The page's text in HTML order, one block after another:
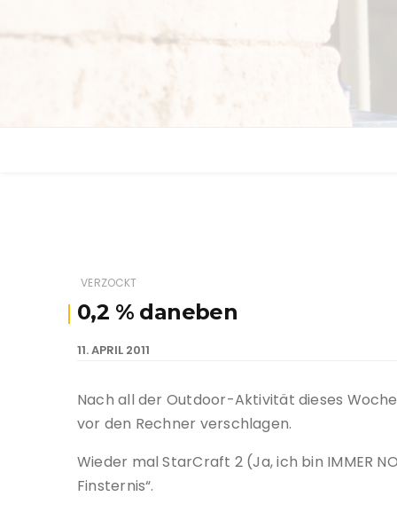
VERZOCKT
0,2 % daneben
11. APRIL 2011
Nach all der Outdoor-Aktivität dieses
vor den Rechner verschlagen.
Wieder mal StarCraft 2 (Ja, ich bin IMMER
Finsternis“.